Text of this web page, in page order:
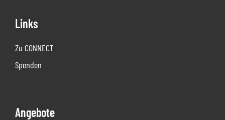
Links
Zu CONNECT
Spenden
Angebote